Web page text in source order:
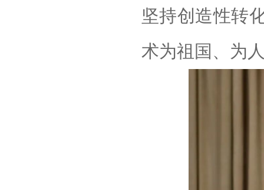
坚持创造性转
术为祖国、为